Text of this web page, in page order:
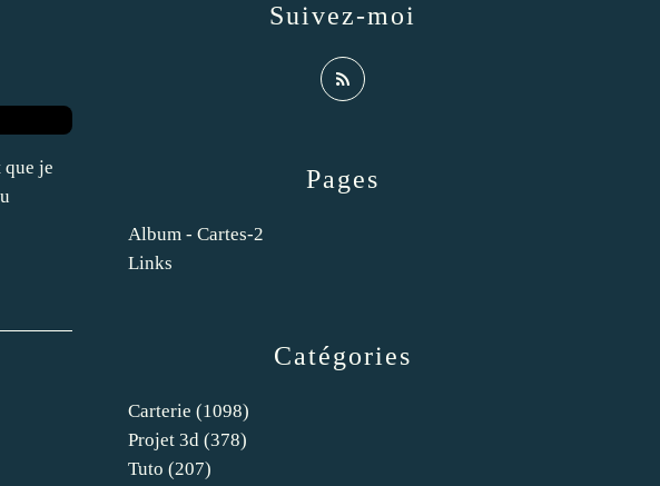
que je
Catégories
Carterie (1098)
Projet 3d (378)
Tuto (207)
Pages
Album - Cartes-2
Links
Suivez-moi